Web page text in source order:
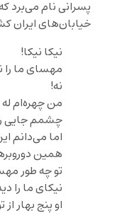
خیابان‌های ایران
نیکا نیکا!
مهسای ما را
نه!
من چهره‌ام
چشمم جایی
اما می‌دانم
همین
تو چه طور
نیکای ما را
او پنج بهار